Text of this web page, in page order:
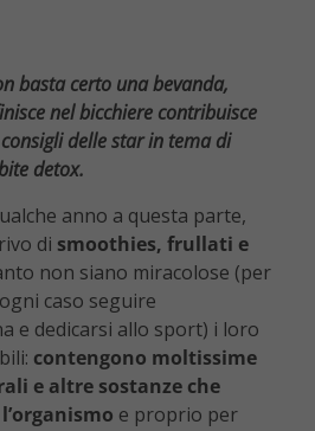
basta certo una bevanda,
nel bicchiere contribuisce
delle star in tema di
detox.
anno a questa parte,
di smoothies, frullati e
non siano miracolose (per
caso seguire
e dedicarsi allo sport) i loro
contengono moltissime
e altre sostanze che
e proprio per